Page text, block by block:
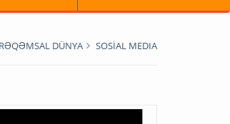
RƏQƏMSAL DÜNYA SOSİAL MEDIA